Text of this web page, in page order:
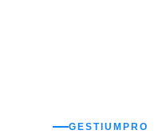
GESTIUMPRO